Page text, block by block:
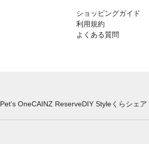
ショッピングガイド
利用規約
よくある質問
Pet’s OneCAINZ ReserveDIY Styleくらシェア